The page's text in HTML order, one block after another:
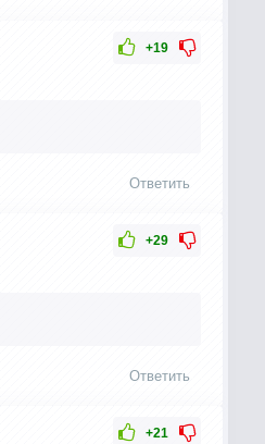
+19
Ответить
+29
Ответить
+21